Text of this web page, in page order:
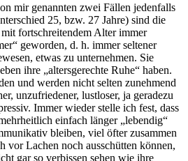
mir genannten zwei Fällen jedenfalls
25, bzw. 27 Jahre) sind die
fortschreitendem Alter immer
geworden, d. h. immer seltener
etwas zu unternehmen. Sie
ihre „altersgerechte Ruhe“ haben.
und werden nicht selten zunehmend
unzufriedener, lustloser, ja geradezu
Immer wieder stelle ich fest, dass
einfach länger „lebendig“
bleiben, viel öfter zusammen
vor Lachen noch ausschütten können,
gar so verbissen sehen wie ihre